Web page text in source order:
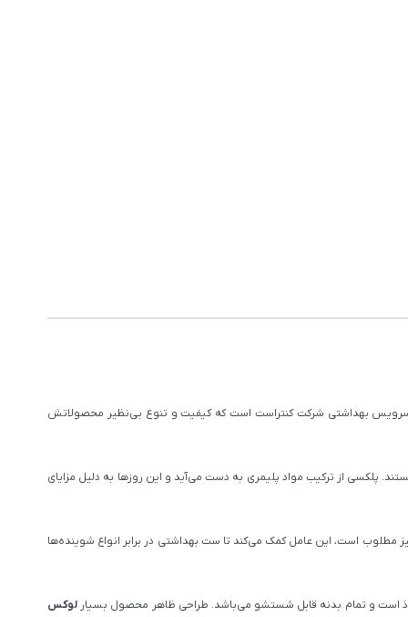
سرویس بهداشتی شرکت کنتراست است که کیفیت و تنوع بی‌نظیر محصولاتش
پلکسی از ترکیب مواد پلیمری به دست می‌آید و این روزها به دلیل مزایای
مطلوب است، این عامل کمک می‌کند تا ست بهداشتی در برابر انواع شوینده‌ها
لوکس